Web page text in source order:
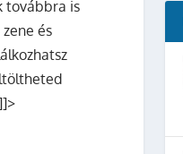
továbbra is
és